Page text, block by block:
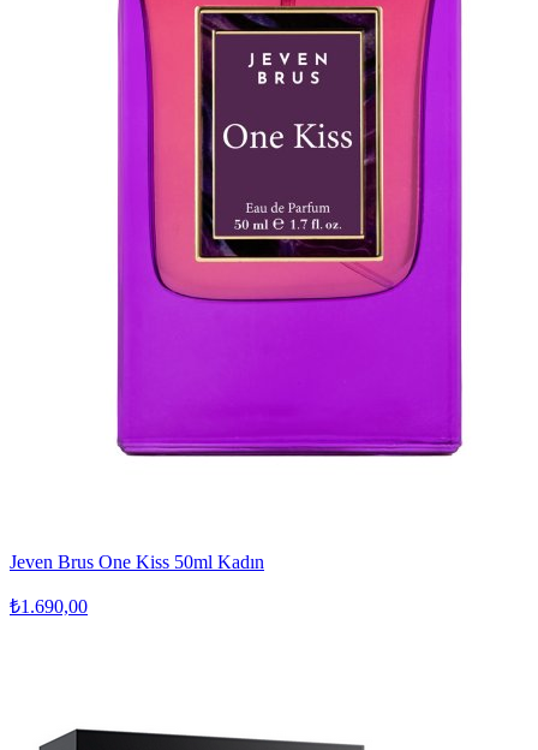
Jeven Brus One Kiss 50ml Kadın
₺1.690,00